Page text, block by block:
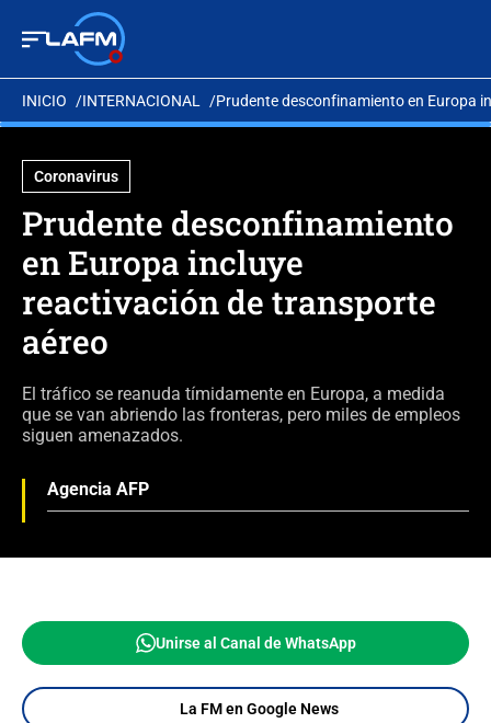
INICIO INTERNACIONAL Prudente desconfinamiento en Europa
Coronavirus
Prudente desconfinamiento
en Europa incluye
reactivación de transporte
aéreo
El tráfico se reanuda tímidamente en Europa, a medida
que se van abriendo las fronteras, pero miles de empleos
siguen amenazados.
Agencia AFP
Unirse al Canal de WhatsApp
La FM en Google News